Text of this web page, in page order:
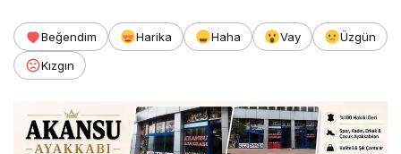
Beğendim Harika Haha Vay
Üzgün
Kızgın